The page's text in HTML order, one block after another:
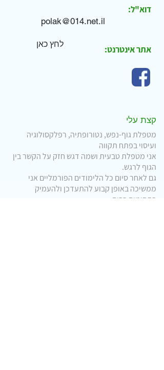
דוא"ל:
polak@014.net.il
לחץ כאן אתר אינטרנט:
קצת עלי
מטפלת גוף-נפש, נטורופתיה, רפלקסולוגיה
ועיסוי בפתח תקווה
אני מטפלת טבעית ושמה דגש חזק על הקשר בין
הגוף לרגש.
גם לאחר סיום כל הלימודים הפורמליים אני
ממשיכה באופן קבוע להתעדכן ולהעמיק
בתחומים רבים.